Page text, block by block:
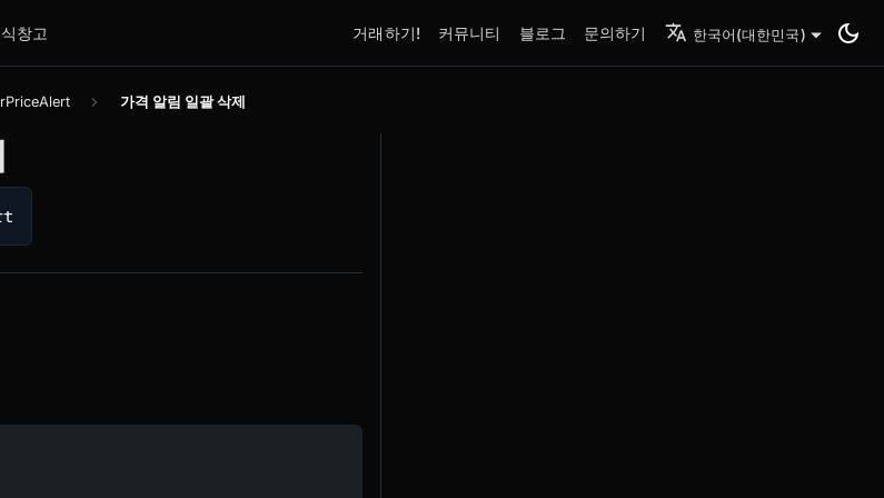
창고 거래하기! 커뮤니티 블로그 문의하기 한국어(대한민국)
가격 알림 일괄 삭제